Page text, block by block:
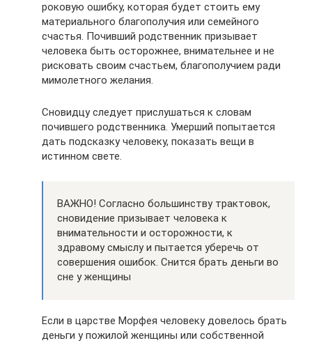
роковую ошибку, которая будет стоить ему
материального благополучия или семейного
счастья. Почивший родственник призывает
человека быть осторожнее, внимательнее и не
рисковать своим счастьем, благополучием ради
мимолетного желания.
Сновидцу следует прислушаться к словам
почившего родственника. Умерший попытается
дать подсказку человеку, показать вещи в
истинном свете.
ВАЖНО! Согласно большинству трактовок,
сновидение призывает человека к
внимательности и осторожности, к
здравому смыслу и пытается уберечь от
совершения ошибок. Снится брать деньги во
сне у женщины
Если в царстве Морфея человеку довелось брать
деньги у пожилой женщины или собственной